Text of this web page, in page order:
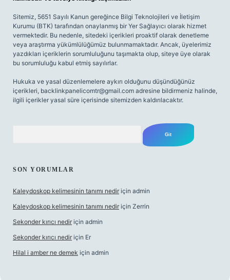
Sitemiz, 5651 Sayılı Kanun gereğince Bilgi Teknolojileri ve İletişim
Kurumu (BTK) tarafından onaylanmış bir Yer Sağlayıcı olarak hizmet
vermektedir. Bu nedenle, sitedeki içerikleri proaktif olarak denetleme
veya araştırma yükümlülüğümüz bulunmamaktadır. Ancak, üyelerimiz
yazdıkları içeriklerin sorumluluğunu taşımakta olup, siteye üye olarak
bu sorumluluğu kabul etmiş sayılırlar.
Hukuka ve yasal düzenlemelere aykırı olduğunu düşündüğünüz
içerikleri, backlinkpanelicomtr@gmail.com adresine bildirmeniz halinde,
ilgili içerikler yasal süre içerisinde sitemizden kaldırılacaktır.
SON YORUMLAR
Kaleydoskop kelimesinin tanımı nedir için admin
Kaleydoskop kelimesinin tanımı nedir için Zerrin
Sekonder kırıcı nedir için admin
Sekonder kırıcı nedir için Er
Hilal i amber ne demek için admin